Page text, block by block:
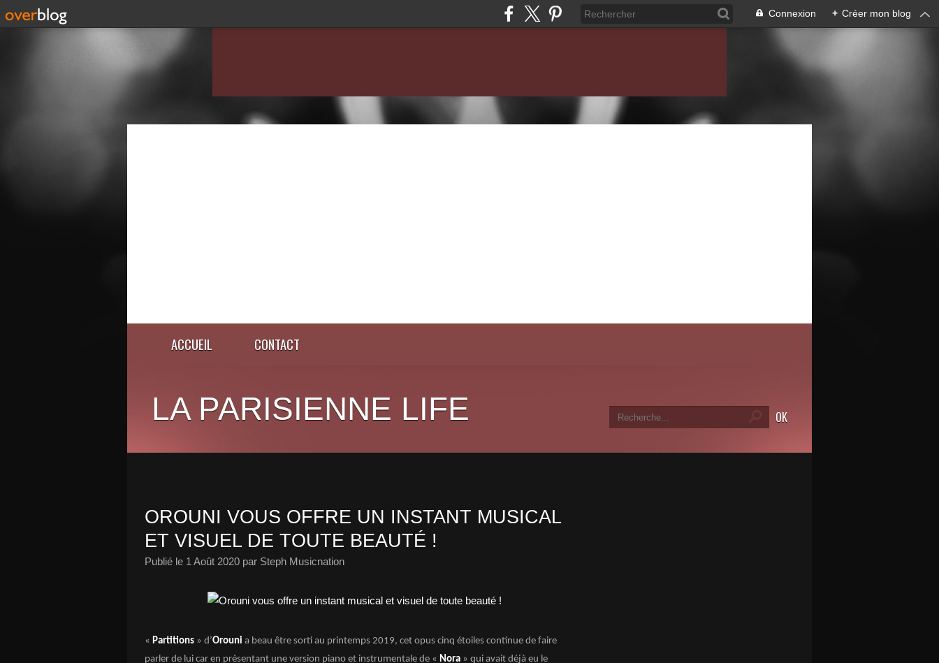
Connexion + Créer mon blog
ACCUEIL CONTACT
LA PARISIENNE LIFE
OROUNI VOUS OFFRE UN INSTANT MUSICAL
ET VISUEL DE TOUTE BEAUTÉ !
Publié le 1 Août 2020 par Steph Musicnation
« Partitions » d’Orouni a beau être sorti au printemps 2019, cet opus cinq étoiles continue de faire
parler de lui car en présentant une version piano et instrumentale de « Nora » qui avait déjà eu le